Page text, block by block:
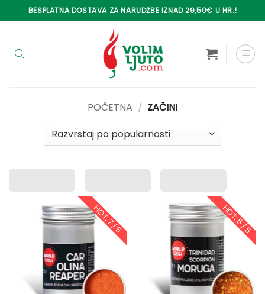
to
BESPLATNA DOSTAVA ZA NARUDŽBE IZNAD 29,50€ U HR.!
POČETNA / ZAČINI
HOT: 7 / 5 HOT: 5 / 5